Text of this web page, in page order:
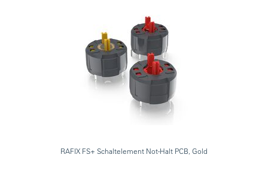
RAFIX FS+ Schaltelement Not-Halt PCB, Gold